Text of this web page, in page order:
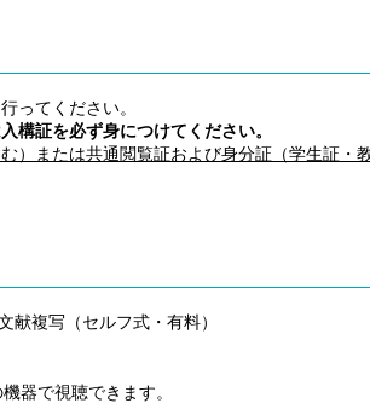
ってください。
構証を必ず身につけてください。
）または共通閲覧証および身分証（学生証・
献複写（セルフ式・有料）
器で視聴できます。